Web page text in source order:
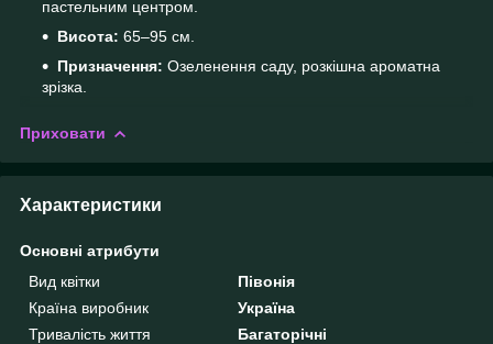
пастельним центром.
Висота: 65–95 см.
Призначення: Озеленення саду, розкішна ароматна
зрізка.
Приховати
Характеристики
Основні атрибути
Вид квітки
Півонія
Країна виробник
Україна
Тривалість життя
Багаторічні